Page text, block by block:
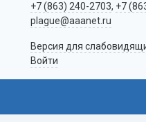
+7 (863) 240-2703, +7
plague@aaanet.ru
Версия для
Войти